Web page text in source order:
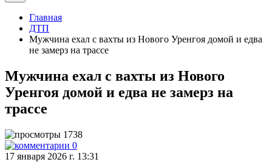
Главная
ДТП
Мужчина ехал с вахты из Нового Уренгоя домой и едва
не замерз на трассе
Мужчина ехал с вахты из Нового
Уренгоя домой и едва не замерз на
трассе
1738
0
17 января 2026 г. 13:31